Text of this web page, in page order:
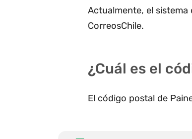
Actualmente, el
CorreosChile.
¿Cuál es el
El código postal de